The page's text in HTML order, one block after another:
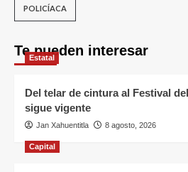
POLICÍACA
Te pueden interesar
Estatal
Del telar de cintura al Festival
sigue vigente
Jan Xahuentitla 8 agosto, 2026
Capital